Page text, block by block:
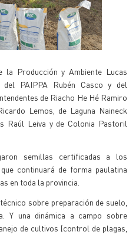
la Producción y Ambiente Lucas
PAIPPA Rubén Casco y del
de Riacho He Hé Ramiro
Lemos, de Laguna Naineck
Raúl Leiva y de Colonia Pastoril
semillas certificadas a los
continuará de forma paulatina
en toda la provincia.
sobre preparación de suelo,
Y una dinámica a campo sobre
de cultivos (control de plagas,